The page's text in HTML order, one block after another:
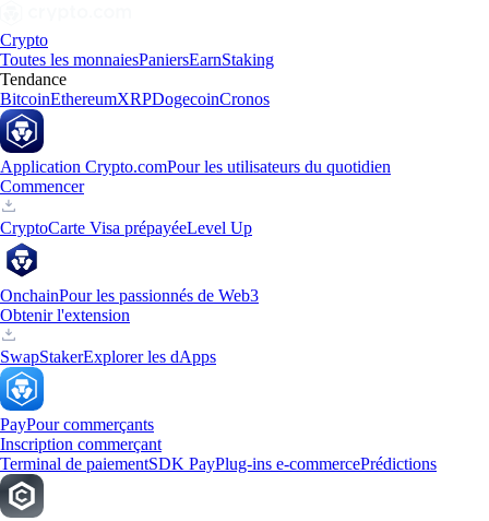
Crypto
Toutes les monnaiesPaniersEarnStaking
Tendance
BitcoinEthereumXRPDogecoinCronos
Application Crypto.comPour les utilisateurs du quotidien
Commencer
CryptoCarte Visa prépayéeLevel Up
OnchainPour les passionnés de Web3
Obtenir l'extension
SwapStakerExplorer les dApps
PayPour commerçants
Inscription commerçant
Terminal de paiementSDK PayPlug-ins e-commercePrédictions